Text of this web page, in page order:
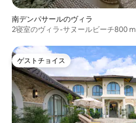
南デンパサールのヴィラ
2寝室のヴィラ-サヌールビーチ800 m
ゲストチョイス
ゲストチョイス